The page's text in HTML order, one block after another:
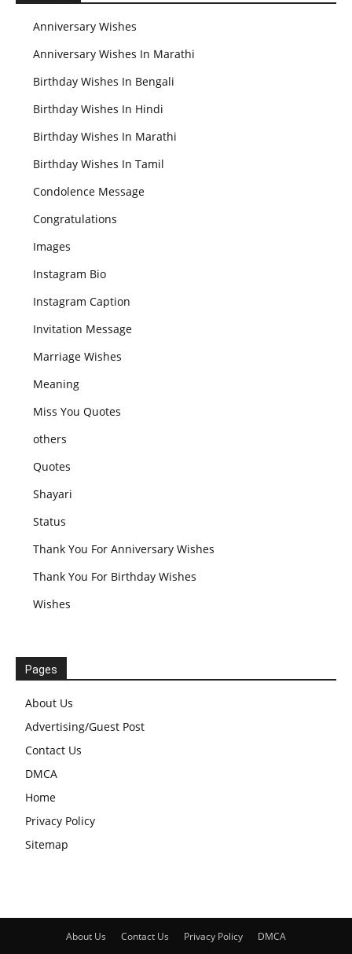
Anniversary Wishes
Anniversary Wishes In Marathi
Birthday Wishes In Bengali
Birthday Wishes In Hindi
Birthday Wishes In Marathi
Birthday Wishes In Tamil
Condolence Message
Congratulations
Images
Instagram Bio
Instagram Caption
Invitation Message
Marriage Wishes
Meaning
Miss You Quotes
others
Quotes
Shayari
Status
Thank You For Anniversary Wishes
Thank You For Birthday Wishes
Wishes
Pages
About Us
Advertising/Guest Post
Contact Us
DMCA
Home
Privacy Policy
Sitemap
About Us Contact Us Privacy Policy DMCA